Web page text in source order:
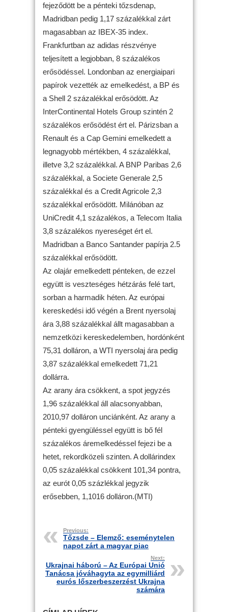
fejeződött be a pénteki tőzsdenap,
Madridban pedig 1,17 százalékkal zárt
magasabban az IBEX-35 index.
Frankfurtban az adidas részvénye
teljesített a legjobban, 8 százalékos
erősödéssel. Londonban az energiaipari
papírok vezették az emelkedést, a BP és
a Shell 2 százalékkal erősödött. Az
InterContinental Hotels Group szintén 2
százalékos erősödést ért el. Párizsban a
Renault és a Cap Gemini emelkedett a
legnagyobb mértékben, 4 százalékkal,
illetve 3,2 százalékkal. A BNP Paribas 2,6
százalékkal, a Societe Generale 2,5
százalékkal és a Credit Agricole 2,3
százalékkal erősödött. Milánóban az
UniCredit 4,1 százalékos, a Telecom Italia
3,8 százalékos nyereséget ért el.
Madridban a Banco Santander papírja 2.5
százalékkal erősödött.
Az olajár emelkedett pénteken, de ezzel
együtt is veszteséges hétzárás felé tart,
sorban a harmadik héten. Az európai
kereskedési idő végén a Brent nyersolaj
ára 3,88 százalékkal állt magasabban a
nemzetközi kereskedelemben, hordónként
75,31 dolláron, a WTI nyersolaj ára pedig
3,87 százalékkal emelkedett 71,21
dollárra.
Az arany ára csökkent, a spot jegyzés
1,96 százalékkal áll alacsonyabban,
2010,97 dolláron unciánként. Az arany a
pénteki gyengüléssel együtt is bő fél
százalékos áremelkedéssel fejezi be a
hetet, rekordközeli szinten. A dollárindex
0,05 százalékkal csökkent 101,34 pontra,
az eurót 0,05 százlékkal jegyzik
erősebben, 1,1016 dolláron.(MTI)
Previous:
Tőzsde – Elemző: eseménytelen
napot zárt a magyar piac
Next:
Ukrajnai háború – Az Európai Unió
Tanácsa jóváhagyta az egymilliárd
eurós lőszerbeszerzést Ukrajna
számára